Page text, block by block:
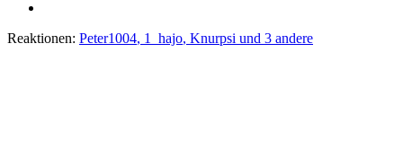
Reaktionen: Peter1004, 1_hajo, Knurpsi und 3 andere